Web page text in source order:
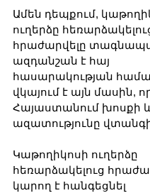
Ամեն դեպքում,
ուղերձը
հրաժարվելը
ազդանշան է հայ
հասարակության
վկայում է այն մասին,
Հայաստանում խոսքի
ազատությունը
Կաթողիկոսի ուղերձը
հեռարձակելուց
կարող է հանգեցնել